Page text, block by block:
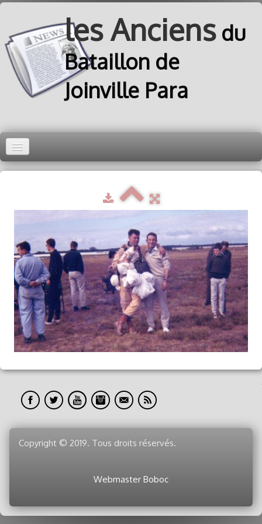
les Anciensdu
Bataillon de
Joinville Para
Accueil
Disciplines
Joinvillais
Boboc
Blog
Albums ▼
Vidéos
Nos Peines
Copyright © 2019. Tous droits réservés.
Webmaster Boboc